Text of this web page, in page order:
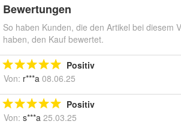
Bewertungen
So haben Kunden, die den Artikel bei diesem
haben, den Kauf bewertet.
Positiv
Von: r***a 08.06.25
Positiv
Von: s***a 25.03.25